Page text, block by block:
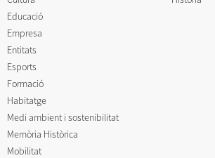
Educació
Empresa
Entitats
Esports
Formació
Habitatge
Medi ambient i sostenibilitat
Memòria Històrica
Mobilitat